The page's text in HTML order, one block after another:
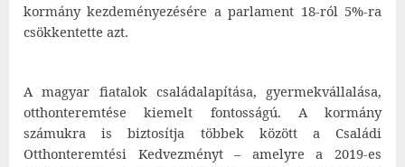
kormány kezdeményezésére a parlament 18-ról 5%-ra
csökkentette azt.
A magyar fiatalok családalapítása, gyermekvállalása,
otthonteremtése kiemelt fontosságú. A kormány
számukra is biztosítja többek között a Családi
Otthonteremtési Kedvezményt – amelyre a 2019-es